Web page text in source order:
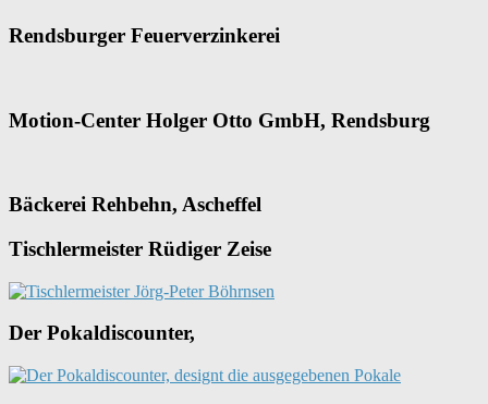
Rendsburger Feuerverzinkerei
Motion-Center Holger Otto GmbH, Rendsburg
Bäckerei Rehbehn, Ascheffel
Tischlermeister Rüdiger Zeise
Der Pokaldiscounter,